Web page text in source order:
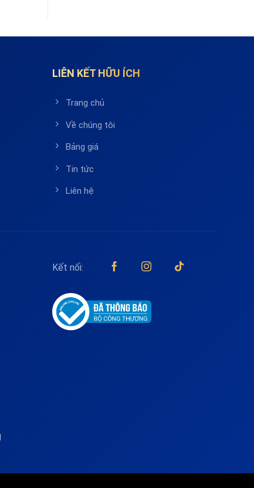
LIÊN KẾT HỮU ÍCH
Trang chủ
Về chúng tôi
Bảng giá
Tin tức
Liên hệ
Kết nối: